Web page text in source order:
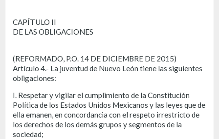
CAPÍTULO II
DE LAS OBLIGACIONES
(REFORMADO, P.O. 14 DE DICIEMBRE DE 2015)
Artículo 4.- La juventud de Nuevo León tiene las siguientes
obligaciones:
I. Respetar y vigilar el cumplimiento de la Constitución
Política de los Estados Unidos Mexicanos y las leyes que de
ella emanen, en concordancia con el respeto irrestricto de
los derechos de los demás grupos y segmentos de la
sociedad;